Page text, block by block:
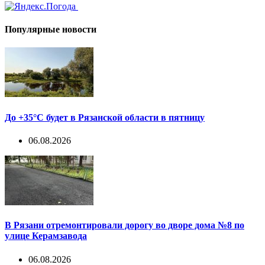
Популярные новости
До +35°С будет в Рязанской области в пятницу
06.08.2026
В Рязани отремонтировали дорогу во дворе дома №8 по
улице Керамзавода
06.08.2026